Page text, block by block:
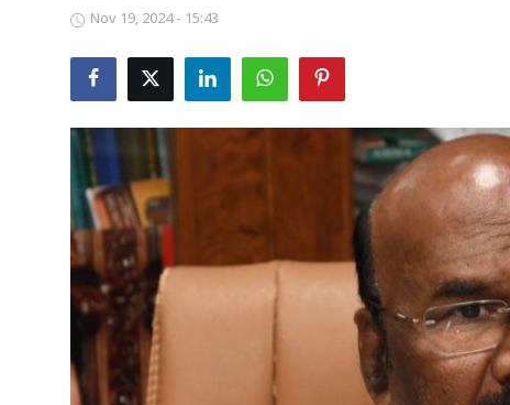
Tamilnadu
National
Astrology
Spirituality
Politics
Nov 19, 2024 - 15:43